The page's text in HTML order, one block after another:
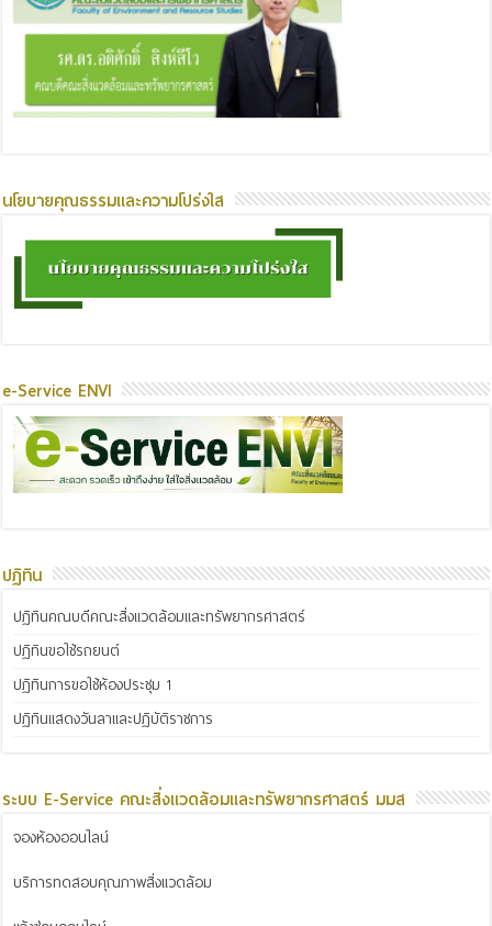
นโยบายคุณธรรมและความโปร่งใส
e-Service ENVI
ปฏิทิน
ปฏิทินคณบดีคณะสิ่งแวดล้อมและทรัพยากรศาสตร์
ปฏิทินขอใช้รถยนต์
ปฏิทินการขอใช้ห้องประชุม 1
ปฏิทินแสดงวันลาและปฏิบัติราชการ
ระบบ E-Service คณะสิ่งแวดล้อมและทรัพยากรศาสตร์ มมส
จองห้องออนไลน์
บริการทดสอบคุณภาพสิ่งแวดล้อม